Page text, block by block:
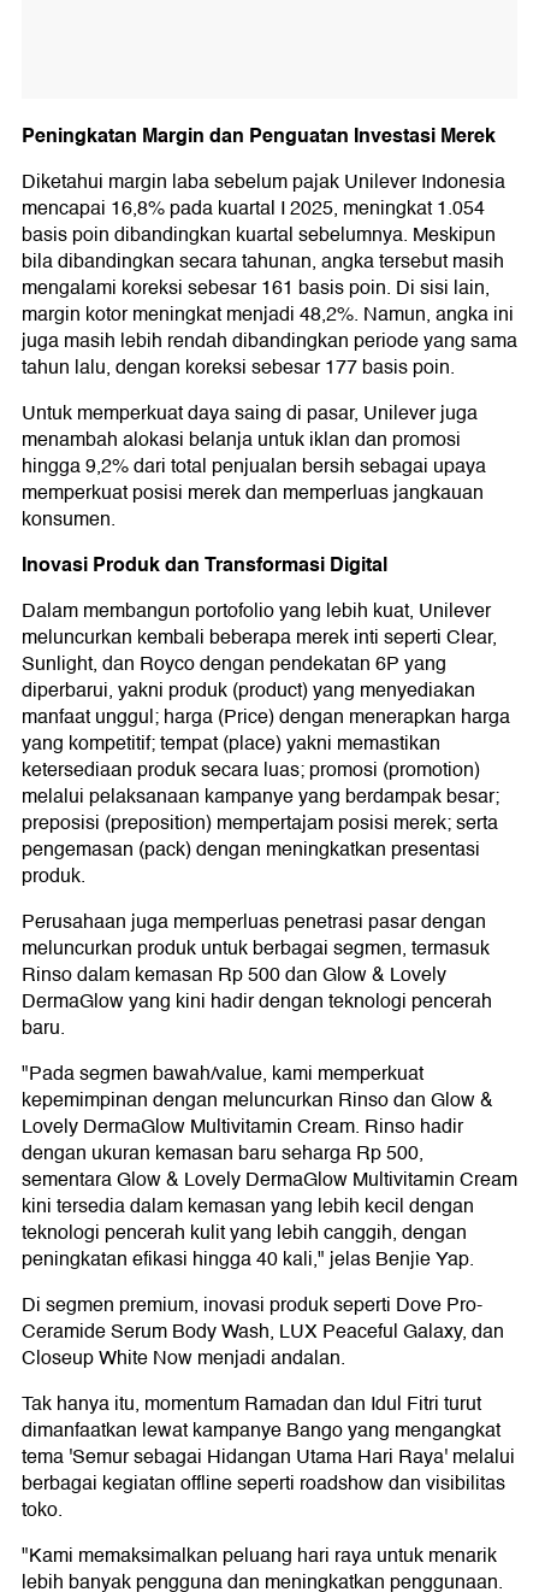
Peningkatan Margin dan Penguatan Investasi Merek
Diketahui margin laba sebelum pajak Unilever Indonesia
mencapai 16,8% pada kuartal I 2025, meningkat 1.054
basis poin dibandingkan kuartal sebelumnya. Meskipun
bila dibandingkan secara tahunan, angka tersebut masih
mengalami koreksi sebesar 161 basis poin. Di sisi lain,
margin kotor meningkat menjadi 48,2%. Namun, angka ini
juga masih lebih rendah dibandingkan periode yang sama
tahun lalu, dengan koreksi sebesar 177 basis poin.
Untuk memperkuat daya saing di pasar, Unilever juga
menambah alokasi belanja untuk iklan dan promosi
hingga 9,2% dari total penjualan bersih sebagai upaya
memperkuat posisi merek dan memperluas jangkauan
konsumen.
Inovasi Produk dan Transformasi Digital
Dalam membangun portofolio yang lebih kuat, Unilever
meluncurkan kembali beberapa merek inti seperti Clear,
Sunlight, dan Royco dengan pendekatan 6P yang
diperbarui, yakni produk (product) yang menyediakan
manfaat unggul; harga (Price) dengan menerapkan harga
yang kompetitif; tempat (place) yakni memastikan
ketersediaan produk secara luas; promosi (promotion)
melalui pelaksanaan kampanye yang berdampak besar;
preposisi (preposition) mempertajam posisi merek; serta
pengemasan (pack) dengan meningkatkan presentasi
produk.
Perusahaan juga memperluas penetrasi pasar dengan
meluncurkan produk untuk berbagai segmen, termasuk
Rinso dalam kemasan Rp 500 dan Glow & Lovely
DermaGlow yang kini hadir dengan teknologi pencerah
baru.
"Pada segmen bawah/value, kami memperkuat
kepemimpinan dengan meluncurkan Rinso dan Glow &
Lovely DermaGlow Multivitamin Cream. Rinso hadir
dengan ukuran kemasan baru seharga Rp 500,
sementara Glow & Lovely DermaGlow Multivitamin Cream
kini tersedia dalam kemasan yang lebih kecil dengan
teknologi pencerah kulit yang lebih canggih, dengan
peningkatan efikasi hingga 40 kali," jelas Benjie Yap.
Di segmen premium, inovasi produk seperti Dove Pro-
Ceramide Serum Body Wash, LUX Peaceful Galaxy, dan
Closeup White Now menjadi andalan.
Tak hanya itu, momentum Ramadan dan Idul Fitri turut
dimanfaatkan lewat kampanye Bango yang mengangkat
tema 'Semur sebagai Hidangan Utama Hari Raya' melalui
berbagai kegiatan offline seperti roadshow dan visibilitas
toko.
"Kami memaksimalkan peluang hari raya untuk menarik
lebih banyak pengguna dan meningkatkan penggunaan.